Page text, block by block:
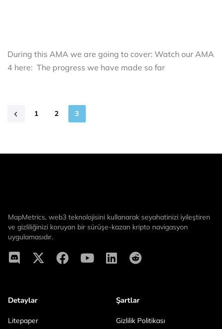
During this AMA we are going to cover: Watch our AMA
4 here: The progress we have made so far
1 2 3
MapMetrics, web3 teknolojisini kullanarak seyahatinizi iyileştiren
ve gizliliğinizi koruyan bir sürüşe-kazan kripto navigasyon
uygulamasıdır.
Detaylar
Litepaper
Şartlar
Gizlilik Politikası